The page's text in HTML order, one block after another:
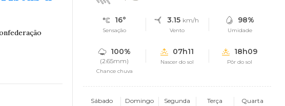
16°
Sensação
3.15 km/h
Vento
98%
Umidade
100%
(2.65mm)
Chance chuva
07h11
Nascer do sol
18h09
Pôr do sol
Sábado Domingo Segunda Terça Quarta